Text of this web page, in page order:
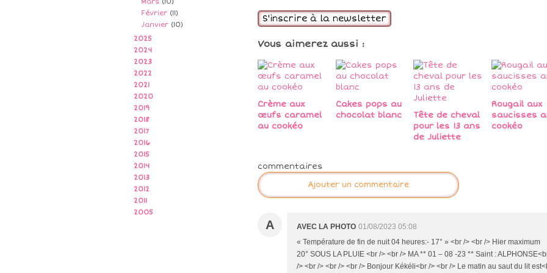
Février (11)
Janvier (10)
2025
2024
2023
2022
2021
2020
2019
2018
2017
2016
2015
2014
2013
2012
2011
2005
S'inscrire à la newsletter
Vous aimerez aussi :
Crème aux
œufs caramel
au cookéo
Cakes pops au
chocolat blanc
Tête de cheval
pour les 13 ans
de Juliette
Rougail aux
saucisses
cookéo
commentaires
Ajouter un commentaire
A AVEC LA PHOTO 01/08/2023 05:08
« Température de fin de nuit 04 heures:- 17° » <br /> <br /> Hier maximum
20° SOUS LA PLUIE <br /> <br /> MA ** 01 – 08 -23 ** Saint :
/> <br /> <br /> <br /> Bonjour Kékéli<br /> <br /> Le matin au saut du lit